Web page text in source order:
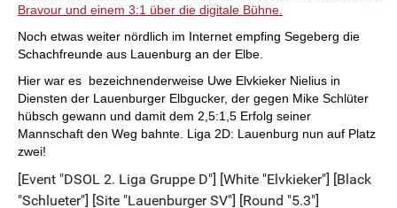
Bravour und einem 3:1 über die digitale Bühne.
Noch etwas weiter nördlich im Internet empfing Segeberg die
Schachfreunde aus Lauenburg an der Elbe.
Hier war es bezeichnenderweise Uwe Elvkieker Nielius in
Diensten der Lauenburger Elbgucker, der gegen Mike Schlüter
hübsch gewann und damit dem 2,5:1,5 Erfolg seiner
Mannschaft den Weg bahnte. Liga 2D: Lauenburg nun auf Platz
zwei!